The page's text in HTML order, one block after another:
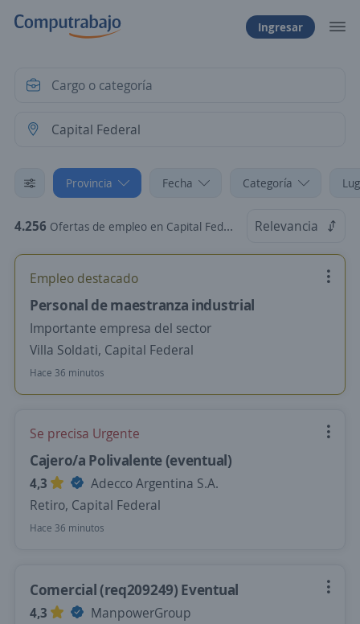
Ingresar
Provincia Fecha Categoría
4.256 Ofertas de empleo en Capital Federal Relevancia
Empleo destacado
Personal de maestranza industrial
Importante empresa del sector
Villa Soldati, Capital Federal
Hace 36 minutos
Se precisa Urgente
Cajero/a Polivalente (eventual)
4,3
Adecco Argentina S.A.
Retiro, Capital Federal
Hace 36 minutos
Comercial (req209249) Eventual
4,3
ManpowerGroup